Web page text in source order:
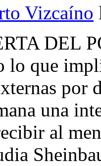
Vizcaíno
DEL
lo que
por
una
al